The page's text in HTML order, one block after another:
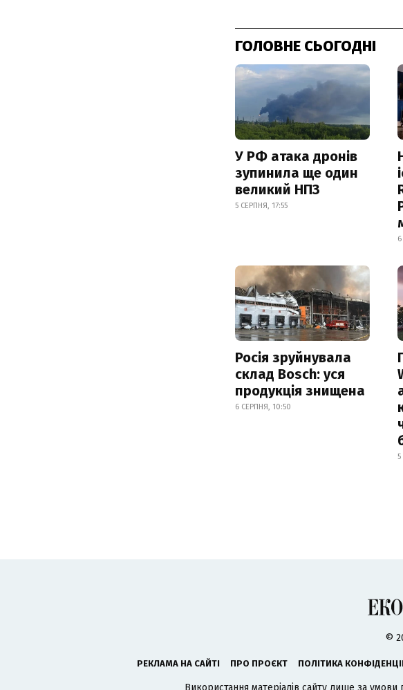
ГОЛОВНЕ СЬОГОДНІ
У РФ атака дронів
зупинила ще один
великий НПЗ
5 СЕРПНЯ, 17:55
Росія зруйнувала
склад Bosch: уся
продукція знищена
6 СЕРПНЯ, 10:50
©
РЕКЛАМА НА САЙТІ ПРО ПРОЄКТ ПОЛІТИКА
Використання матеріалів сайту лише за